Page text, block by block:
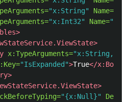
"x:String" Name=
"x:Int32" Name=
x:TypeArguments="x:String,
"IsExpanded">True</
"{x:Null}"